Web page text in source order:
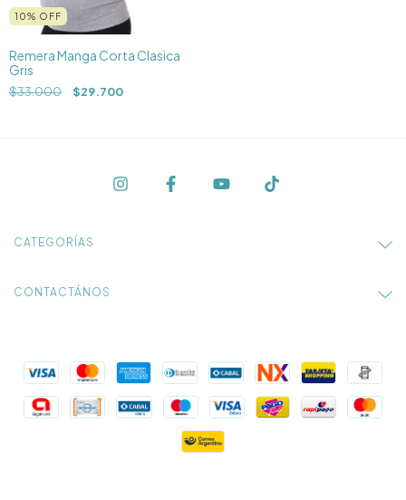
10% OFF
Remera Manga Corta Clasica
Gris
$33.000 $29.700
CATEGORÍAS
CONTACTÁNOS